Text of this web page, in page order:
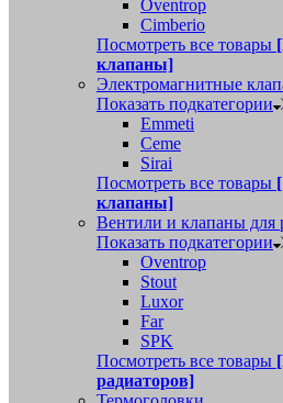
Oventrop
Cimberio
Посмотреть все товары
клапаны]
Электромагнитные
Показать подкатегории
Emmeti
Ceme
Sirai
Посмотреть все товары
клапаны]
Вентили и клапаны для
Показать подкатегории
Oventrop
Stout
Luxor
Far
SPK
Посмотреть все товары
радиаторов]